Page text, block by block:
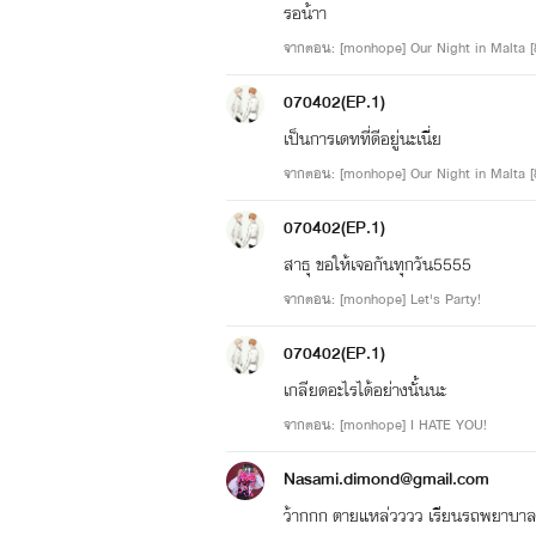
รอน้าา
จากตอน: [monhope] Our Night in Malta
070402(EP.1)
เป็นการเดทที่ดีอยู่นะเนี่ย
จากตอน: [monhope] Our Night in Malta
070402(EP.1)
สาธุ ขอให้เจอกันทุกวัน5555
จากตอน: [monhope] Let's Party!
070402(EP.1)
เกลียดอะไรได้อย่างนั้นนะ
จากตอน: [monhope] I HATE YOU!
Nasami.dimond@gmail.com
ว้ากกก ตายแหล่วววว เรียนรถพยาบ